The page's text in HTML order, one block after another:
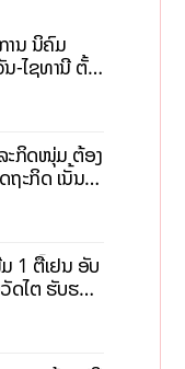
ານ ນິຄົມ
-ໄຊທານີ ຕັ້ງ
ໂດລາ, ສ້າງ
ະກິດໜຸ່ມ ຕ້ອງ
ະກິດ ເນັ້ນດຶງ
ຕອນ
1 ຕື້ເຢນ ອັບ
ດໄຕ ຮັບຮອງ